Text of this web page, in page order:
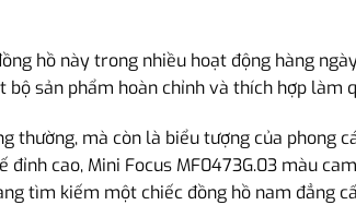
hồ này trong nhiều hoạt động hàng
sản phẩm hoàn chỉnh và thích hợp làm
thường, mà còn là biểu tượng của phong
cao, Mini Focus MF0473G.03 màu
tìm kiếm một chiếc đồng hồ nam đẳng